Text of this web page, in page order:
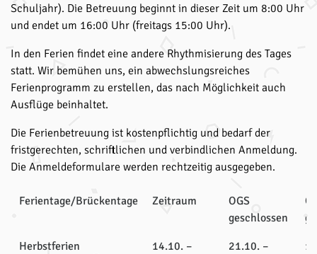
Schuljahr). Die Betreuung beginnt in dieser Zeit um 8:00 Uhr
und endet um 16:00 Uhr (freitags 15:00 Uhr).
In den Ferien findet eine andere Rhythmisierung des Tages
statt. Wir bemühen uns, ein abwechslungsreiches
Ferienprogramm zu erstellen, das nach Möglichkeit auch
Ausflüge beinhaltet.
Die Ferienbetreuung ist kostenpflichtig und bedarf der
fristgerechten, schriftlichen und verbindlichen Anmeldung.
Die Anmeldeformulare werden rechtzeitig ausgegeben.
Ferientage/Brückentage Zeitraum
OGS
geschlossen
Herbstferien
14.10. –
21.10. –